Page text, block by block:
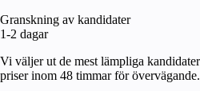
Granskning av kandidater
1-2 dagar
Vi väljer ut de mest lämpliga
priser inom 48 timmar för övervägande.